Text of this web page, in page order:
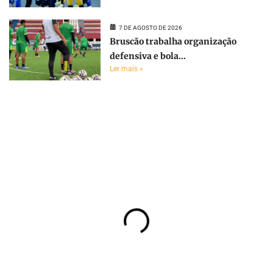
7 DE AGOSTO DE 2026
Bruscão trabalha organização
defensiva e bola...
Ler mais »